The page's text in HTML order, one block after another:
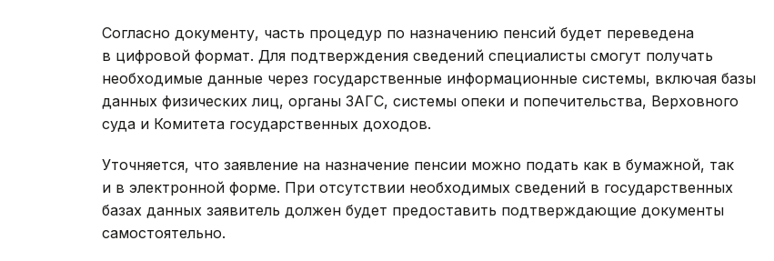
Согласно документу, часть процедур по назначению пенсий будет переведена
в цифровой формат. Для подтверждения сведений специалисты смогут получать
необходимые данные через государственные информационные системы, включая базы
данных физических лиц, органы ЗАГС, системы опеки и попечительства, Верховного
суда и Комитета государственных доходов.
Уточняется, что заявление на назначение пенсии можно подать как в бумажной, так
и в электронной форме. При отсутствии необходимых сведений в государственных
базах данных заявитель должен будет предоставить подтверждающие документы
самостоятельно.